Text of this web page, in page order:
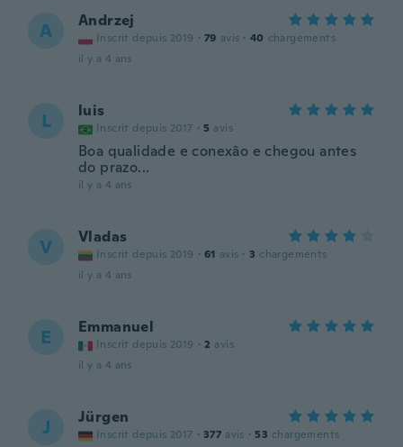
A Andrzej
Inscrit depuis 2019 · 79 avis · 40 chargements
il y a 4 ans
L luis
Inscrit depuis 2017 · 5 avis
Boa qualidade e conexão e chegou antes
do prazo...
il y a 4 ans
V Vladas
Inscrit depuis 2019 · 61 avis · 3 chargements
il y a 4 ans
E Emmanuel
Inscrit depuis 2019 · 2 avis
il y a 4 ans
J Jürgen
Inscrit depuis 2017 · 377 avis · 53 chargements